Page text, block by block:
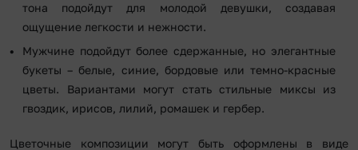
тона подойдут для молодой девушки, создавая
ощущение легкости и нежности.
Мужчине подойдут более сдержанные, но элегантные
букеты – белые, синие, бордовые или темно-красные
цветы. Вариантами могут стать стильные миксы из
гвоздик, ирисов, лилий, ромашек и гербер.
Цветочные композиции могут быть оформлены в виде